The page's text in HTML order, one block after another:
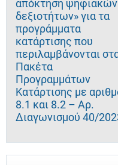
απόκτηση ψηφιακών
δεξιοτήτων» για τα
προγράμματα
κατάρτισης που
περιλαμβάνονται
Πακέτα
Προγραμμάτων
Κατάρτισης με
8.1 και 8.2 – Αρ.
Διαγωνισμού 40/